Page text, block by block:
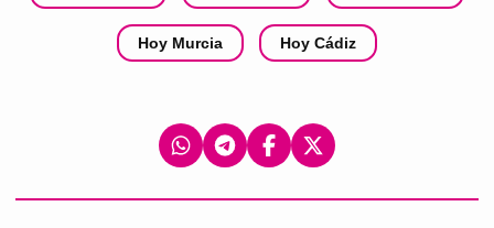
Hoy Murcia Hoy Cádiz